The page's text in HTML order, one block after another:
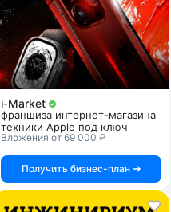
i‑Market
франшиза интернет-магазина
техники Apple под ключ
Вложения от 69 000 ₽
Получить бизнес-план